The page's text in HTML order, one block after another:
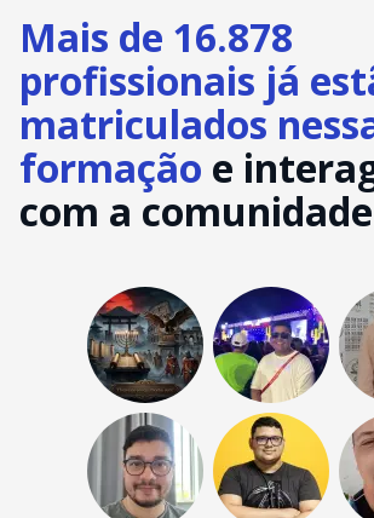
Mais de 16.878
profissionais já
matriculados
formação e
com a